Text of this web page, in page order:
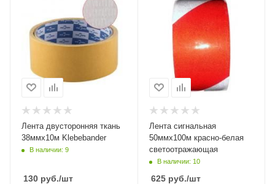
Лента двусторонняя ткань
38ммх10м Klebebander
В наличии: 9
130 руб./шт
Лента сигнальная
50ммх100м красно-белая
светоотражающая
В наличии: 10
625руб./шт